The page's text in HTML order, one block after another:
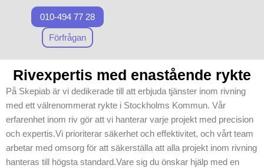
dina projekt
hanteras med
precision och
högsta standard.
Stockholms
Kommun
prioriterar på att
leverera pålitliga
tjänster, där
säkerhet och
noggrannhet alltid
010-494 77 28
Förfrågan
Rivexpertis med enastående rykte
På Skepiab är vi dedikerade till att erbjuda tjänster inom rivning
med ett välrenommerat rykte i Stockholms Kommun. Vår
erfarenhet inom riv gör att vi hanterar varje projekt med precision
och expertis.Vi prioriterar säkerhet och effektivitet, och vårt team
arbetar med omsorg för att säkerställa att alla projekt inom rivning
hanteras till högsta standard.Vare sig du önskar hjälp med en